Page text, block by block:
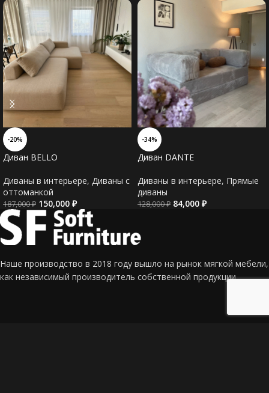
-20%
Диван BELLO
Диваны в интерьере, Диваны c
оттоманкой
187,000₽ 150,000 ₽
-34%
Диван DANTE
Диваны в интерьере, Прямые
диваны
128,000₽ 84,000 ₽
Наше производство в 2018 году вышло на рынок мягкой мебели,
как независимый производитель собственной продукции.